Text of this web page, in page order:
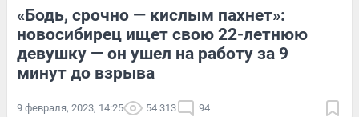
«Бодь, срочно — кислым пахнет»:
новосибирец ищет свою 22-летнюю
девушку — он ушел на работу за 9
минут до взрыва
9 февраля, 2023, 14:25 54 313 94